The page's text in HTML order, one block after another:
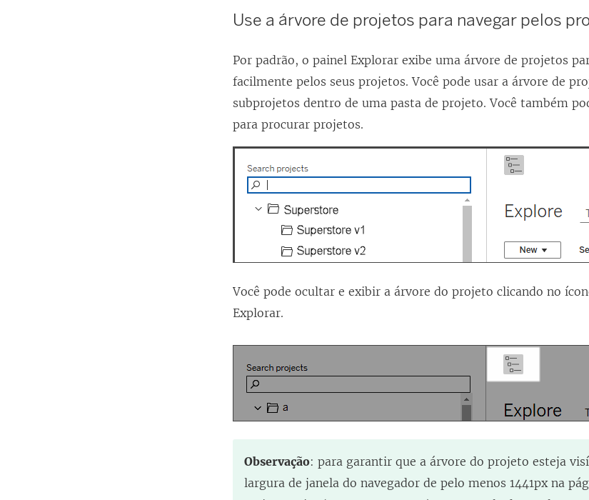
Use a árvore de projetos para navegar pelos
Por padrão, o painel Explorar exibe uma árvore de projetos
facilmente pelos seus projetos. Você pode usar a árvore de
subprojetos dentro de uma pasta de projeto. Você também
para procurar projetos.
Você pode ocultar e exibir a árvore do projeto clicando no
Explorar.
Observação: para garantir que a árvore do projeto esteja
largura de janela do navegador de pelo menos 1441px na